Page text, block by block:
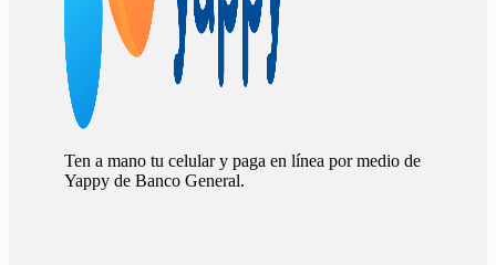
Ten a mano tu celular y paga en línea por medio de
Yappy de Banco General.